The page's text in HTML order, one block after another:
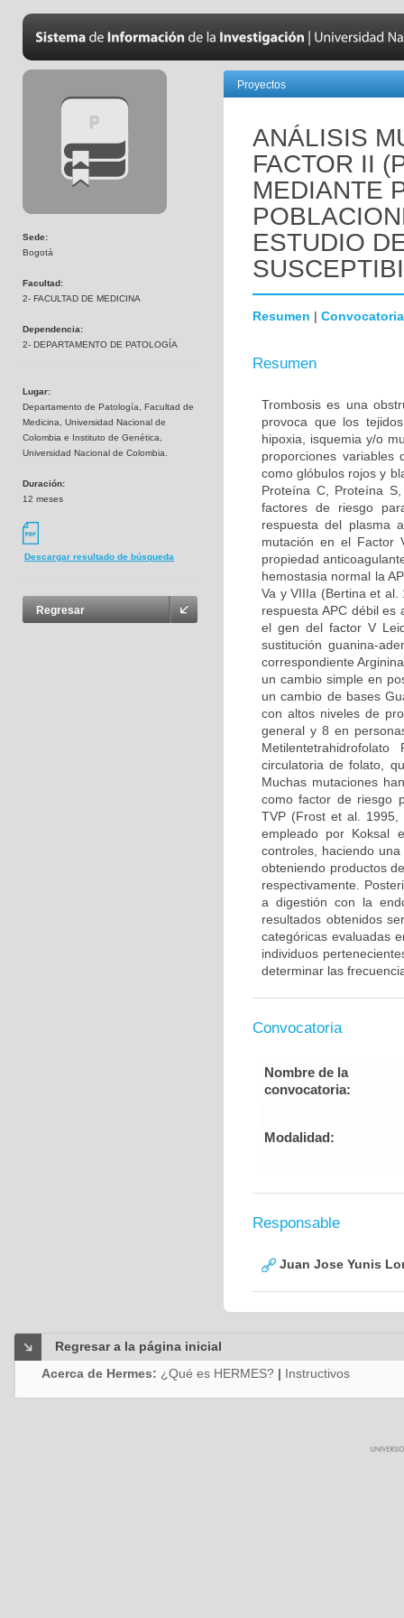
Sede:
Bogotá
Facultad:
2- FACULTAD DE MEDICINA
Dependencia:
2- DEPARTAMENTO DE PATOLOGÍA
Lugar:
Departamento de Patología, Facultad de
Medicina, Universidad Nacional de
Colombia e Instituto de Genética,
Universidad Nacional de Colombia.
Duración:
12 meses
Descargar resultado de búsqueda
Regresar
Proyectos
ANÁLISIS
FACTOR II
MEDIANTE
ESTUDIO
Resumen | Convocatoria
Resumen
Trombosis es una
provoca que los
hipoxia, isquemia y/o
proporciones variables
como glóbulos rojos y
Proteína C, Proteína
factores de riesgo
respuesta del plasma
mutación en el Factor
propiedad
hemostasia normal la
Va y VIIIa (Bertina et
respuesta APC débil es
el gen del factor V
sustitución guanina-
correspondiente
un cambio simple en
un cambio de bases
con altos niveles de
general y 8 en
circulatoria de folato,
Muchas mutaciones
como factor de riesgo
TVP (Frost et al. 1995,
empleado por Koksal
controles, haciendo
obteniendo productos
respectivamente.
a digestión con la
resultados obtenidos
categóricas evaluadas
individuos
determinar las
Convocatoria
Nombre de la
convocatoria:
Modalidad:
Responsable
Juan Jose Yunis
Regresar a la página inicial
Acerca de Hermes: ¿Qué es HERMES? | Instructivos